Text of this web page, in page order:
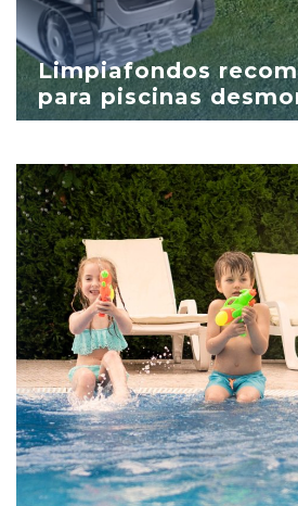
Limpiafondos
para piscinas